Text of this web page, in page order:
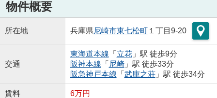
物件概要
所在地 兵庫県尼崎市東七松町１丁目9-20
交通
東海道本線 「 立花」駅 徒歩9分
阪神本線 「 尼崎」駅 徒歩33分
阪急神戸本線 「 武庫之荘」駅 徒歩34分
賃料 6万円